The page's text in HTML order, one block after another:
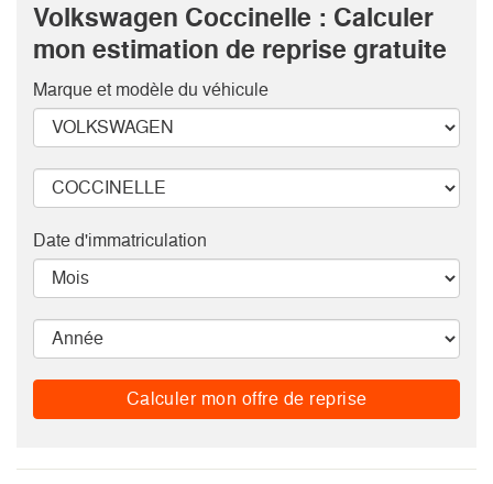
Volkswagen Coccinelle : Calculer
mon estimation de reprise gratuite
Marque et modèle du véhicule
Date d'immatriculation
Calculer mon offre de reprise